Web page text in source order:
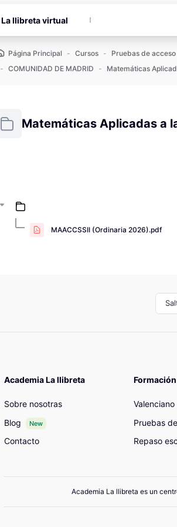
La llibreta virtual
Página Principal Cursos Pruebas de acceso
COMUNIDAD DE MADRID
Matemáticas Aplicadas a
MAACCSSII (Ordinaria 2026).pdf
Academia La llibreta
Sobre nosotras
Blog
New
Contacto
Formación
Valenciano
Pruebas
Repaso
Academia La llibreta es un